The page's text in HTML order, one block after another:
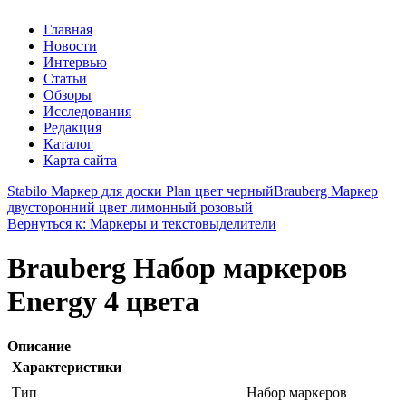
Главная
Новости
Интервью
Статьи
Обзоры
Исследования
Редакция
Каталог
Карта сайта
Stabilo Маркер для доски Plan цвет черныйBrauberg Маркер
двусторонний цвет лимонный розовый
Вернуться к: Маркеры и текстовыделители
Brauberg Набор маркеров
Energy 4 цвета
Описание
Характеристики
Тип
Набор маркеров